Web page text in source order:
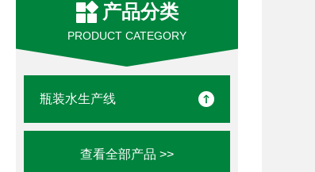
产品分类
PRODUCT CATEGORY
瓶装水生产线
查看全部产品 >>